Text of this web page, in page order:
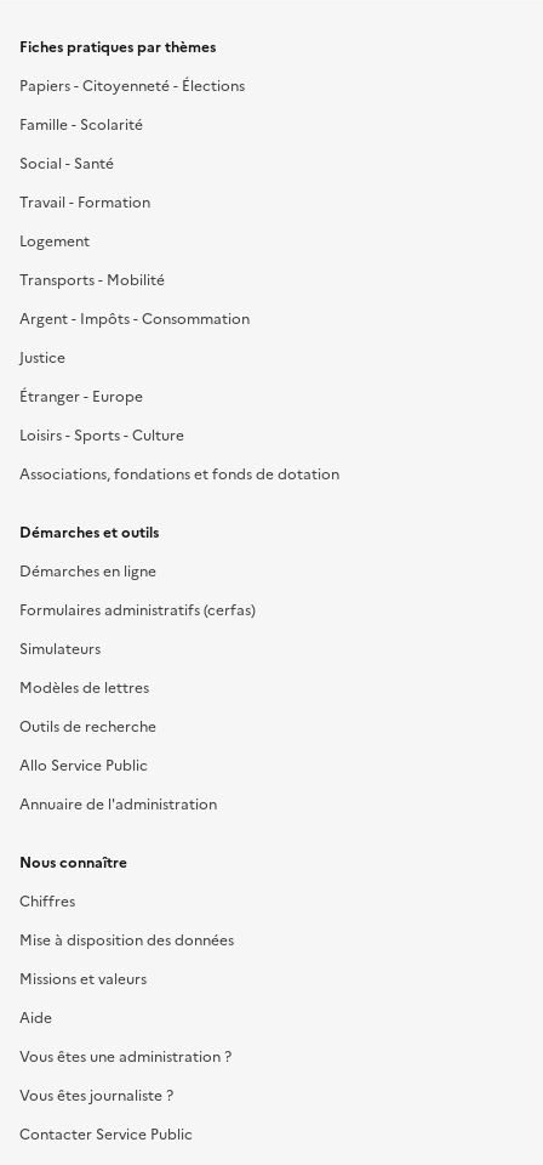
Fiches pratiques par thèmes
Papiers - Citoyenneté - Élections
Famille - Scolarité
Social - Santé
Travail - Formation
Logement
Transports - Mobilité
Argent - Impôts - Consommation
Justice
Étranger - Europe
Loisirs - Sports - Culture
Associations, fondations et fonds de dotation
Démarches et outils
Démarches en ligne
Formulaires administratifs (cerfas)
Simulateurs
Modèles de lettres
Outils de recherche
Allo Service Public
Annuaire de l'administration
Nous connaître
Chiffres
Mise à disposition des données
Missions et valeurs
Aide
Vous êtes une administration ?
Vous êtes journaliste ?
Contacter Service Public